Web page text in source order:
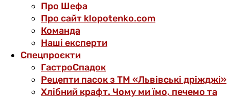
Про Шефа
Про сайт klopotenko.com
Команда
Наші експерти
Спецпроєкти
ГастроСпадок
Рецепти пасок з ТМ «Львівські дріжджі»
Хлібний крафт. Чому ми їмо, печемо та